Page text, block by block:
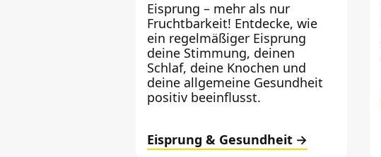
Eisprung – mehr als nur
Fruchtbarkeit! Entdecke, wie
ein regelmäßiger Eisprung
deine Stimmung, deinen
Schlaf, deine Knochen und
deine allgemeine Gesundheit
positiv beeinflusst.
Eisprung & Gesundheit